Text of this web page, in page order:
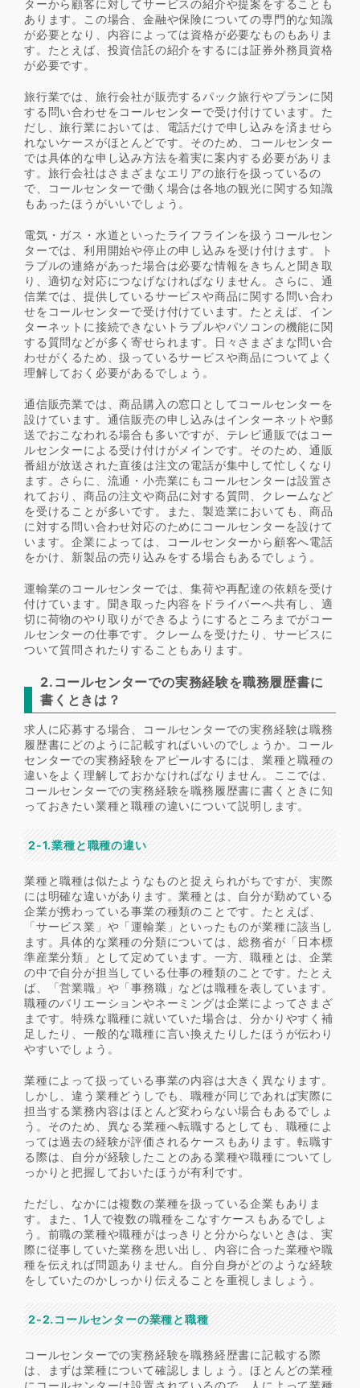
ターから顧客に対してサービスの紹介や提案をすることも
あります。この場合、金融や保険についての専門的な知識
が必要となり、内容によっては資格が必要なものもありま
す。たとえば、投資信託の紹介をするには証券外務員資格
が必要です。
旅行業では、旅行会社が販売するパック旅行やプランに関
する問い合わせをコールセンターで受け付けています。た
だし、旅行業においては、電話だけで申し込みを済ませら
れないケースがほとんどです。そのため、コールセンター
では具体的な申し込み方法を着実に案内する必要がありま
す。旅行会社はさまざまなエリアの旅行を扱っているの
で、コールセンターで働く場合は各地の観光に関する知識
もあったほうがいいでしょう。
電気・ガス・水道といったライフラインを扱うコールセン
ターでは、利用開始や停止の申し込みを受け付けます。ト
ラブルの連絡があった場合は必要な情報をきちんと聞き取
り、適切な対応につなげなければなりません。さらに、通
信業では、提供しているサービスや商品に関する問い合わ
せをコールセンターで受け付けています。たとえば、イン
ターネットに接続できないトラブルやパソコンの機能に関
する質問などが多く寄せられます。日々さまざまな問い合
わせがくるため、扱っているサービスや商品についてよく
理解しておく必要があるでしょう。
通信販売業では、商品購入の窓口としてコールセンターを
設けています。通信販売の申し込みはインターネットや郵
送でおこなわれる場合も多いですが、テレビ通販ではコー
ルセンターによる受け付けがメインです。そのため、通販
番組が放送された直後は注文の電話が集中して忙しくなり
ます。さらに、流通・小売業にもコールセンターは設置さ
れており、商品の注文や商品に対する質問、クレームなど
を受けることが多いです。また、製造業においても、商品
に対する問い合わせ対応のためにコールセンターを設けて
います。企業によっては、コールセンターから顧客へ電話
をかけ、新製品の売り込みをする場合もあるでしょう。
運輸業のコールセンターでは、集荷や再配達の依頼を受け
付けています。聞き取った内容をドライバーへ共有し、適
切に荷物のやり取りができるようにするところまでがコー
ルセンターの仕事です。クレームを受けたり、サービスに
ついて質問されたりすることもあります。
2.コールセンターでの実務経験を職務履歴書に
書くときは？
求人に応募する場合、コールセンターでの実務経験は職務
履歴書にどのように記載すればいいのでしょうか。コール
センターでの実務経験をアピールするには、業種と職種の
違いをよく理解しておかなければなりません。ここでは、
コールセンターでの実務経験を職務履歴書に書くときに知
っておきたい業種と職種の違いについて説明します。
2-1.業種と職種の違い
業種と職種は似たようなものと捉えられがちですが、実際
には明確な違いがあります。業種とは、自分が勤めている
企業が携わっている事業の種類のことです。たとえば、
「サービス業」や「運輸業」といったものが業種に該当し
ます。具体的な業種の分類については、総務省が「日本標
準産業分類」として定めています。一方、職種とは、企業
の中で自分が担当している仕事の種類のことです。たとえ
ば、「営業職」や「事務職」などは職種を表しています。
職種のバリエーションやネーミングは企業によってさまざ
まです。特殊な職種に就いていた場合は、分かりやすく補
足したり、一般的な職種に言い換えたりしたほうが伝わり
やすいでしょう。
業種によって扱っている事業の内容は大きく異なります。
しかし、違う業種どうしでも、職種が同じであれば実際に
担当する業務内容はほとんど変わらない場合もあるでしょ
う。そのため、異なる業種へ転職するとしても、職種によ
っては過去の経験が評価されるケースもあります。転職す
る際は、自分が経験したことのある業種や職種についてし
っかりと把握しておいたほうが有利です。
ただし、なかには複数の業種を扱っている企業もありま
す。また、1人で複数の職種をこなすケースもあるでしょ
う。前職の業種や職種がはっきりと分からないときは、実
際に従事していた業務を思い出し、内容に合った業種や職
種を伝えれば問題ありません。自分自身がどのような経験
をしていたのかしっかり伝えることを重視しましょう。
2-2.コールセンターの業種と職種
コールセンターでの実務経験を職務経歴書に記載する際
は、まずは業種について確認しましょう。ほとんどの業種
にコールセンターは設置されているので、人によって業種